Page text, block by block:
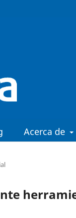
Acerca de